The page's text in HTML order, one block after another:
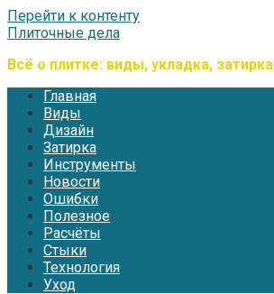
Перейти к контенту
Плиточные дела
Всё о плитке: виды, укладка, затирка
Главная
Виды
Дизайн
Затирка
Инструменты
Новости
Ошибки
Полезное
Расчёты
Стыки
Технология
Уход